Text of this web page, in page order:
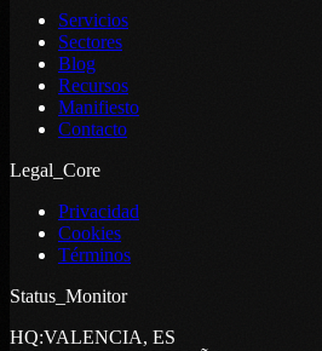
Servicios
Sectores
Blog
Recursos
Manifiesto
Contacto
Legal_Core
Privacidad
Cookies
Términos
Status_Monitor
HQ:VALENCIA, ES